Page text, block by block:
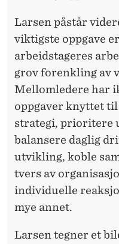
Larsen påstår
viktigste oppgave
arbeidstageres
grov forenkling av
Mellomledere har
oppgaver knyttet
strategi, prioritere
balansere daglig
utvikling, koble
tvers av
individuelle
mye annet.
Larsen tegner et